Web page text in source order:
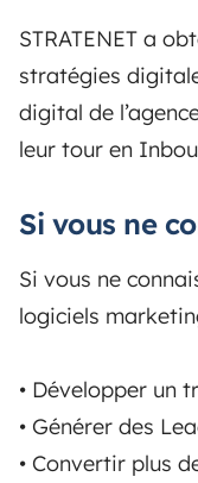
STRATENET a
stratégies
digital de
leur tour en
Si vous ne
Si vous ne
logiciels
• Développer un
• Générer des
• Convertir plus